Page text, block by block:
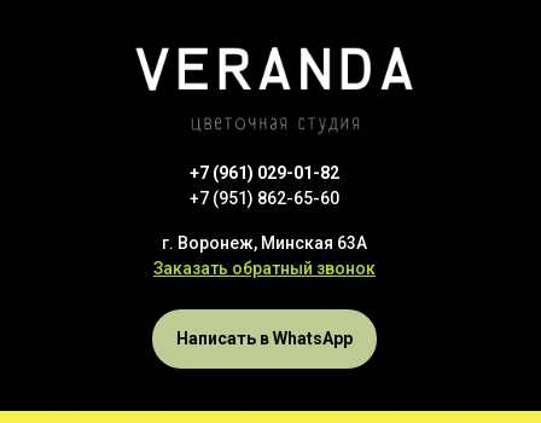
+7 (961) 029-01-82
+7 (951) 862-65-60
г. Воронеж, Минская 63А
Заказать обратный звонок
Написать в WhatsApp